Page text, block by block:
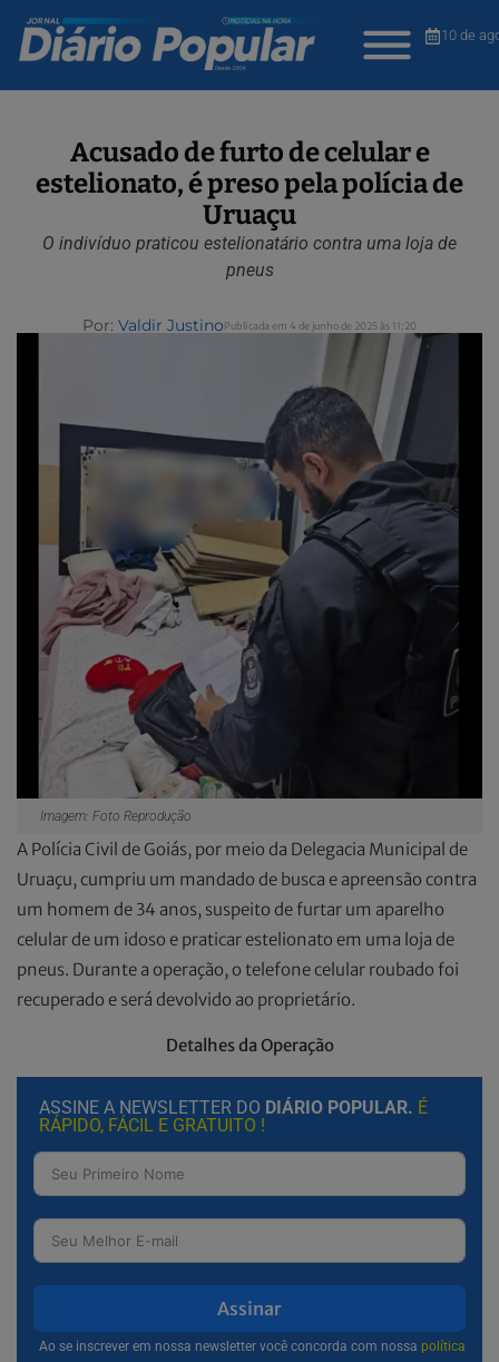
10 de
Acusado de furto de celular e
estelionato, é preso pela polícia de
Uruaçu
O indivíduo praticou estelionatário contra uma loja de
pneus
Por: Valdir JustinoPublicada em 4 de junho de 2025 às 11:20
Imagem: Foto Reprodução
A Polícia Civil de Goiás, por meio da Delegacia Municipal de
Uruaçu, cumpriu um mandado de busca e apreensão contra
um homem de 34 anos, suspeito de furtar um aparelho
celular de um idoso e praticar estelionato em uma loja de
pneus. Durante a operação, o telefone celular roubado foi
recuperado e será devolvido ao proprietário.
Detalhes da Operação
ASSINE A NEWSLETTER DO DIÁRIO POPULAR. É
RÁPIDO, FÁCIL E GRATUITO !
Assinar
Ao se inscrever em nossa newsletter você concorda com nossa política